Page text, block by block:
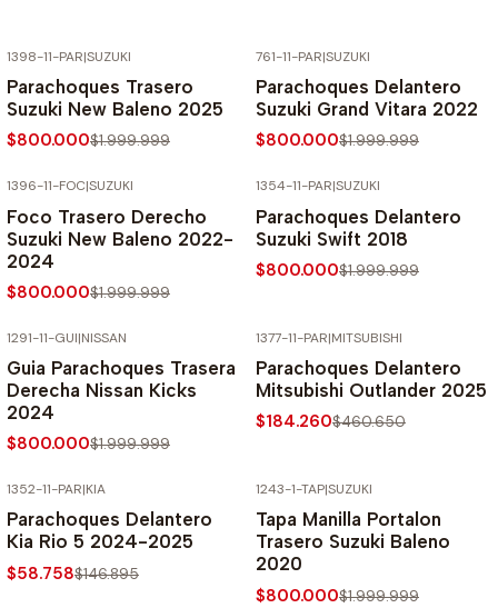
1398-11-PAR|SUZUKI
Parachoques Trasero
Suzuki New Baleno 2025
$800.000$1.999.999
761-11-PAR|SUZUKI
Parachoques Delantero
Suzuki Grand Vitara 2022
$800.000$1.999.999
1396-11-FOC|SUZUKI
Foco Trasero Derecho
Suzuki New Baleno 2022-
2024
$800.000$1.999.999
1354-11-PAR|SUZUKI
Parachoques Delantero
Suzuki Swift 2018
$800.000$1.999.999
1291-11-GUI|NISSAN
Guia Parachoques Trasera
Derecha Nissan Kicks
2024
$800.000$1.999.999
1377-11-PAR|MITSUBISHI
Parachoques Delantero
Mitsubishi Outlander 2025
$184.260$460.650
1352-11-PAR|KIA
Parachoques Delantero
Kia Rio 5 2024-2025
$58.758$146.895
1243-1-TAP|SUZUKI
Tapa Manilla Portalon
Trasero Suzuki Baleno
2020
$800.000$1.999.999